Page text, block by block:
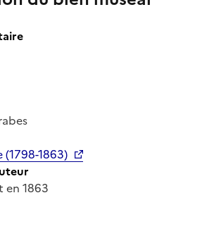
(1798-1863)
en 1863